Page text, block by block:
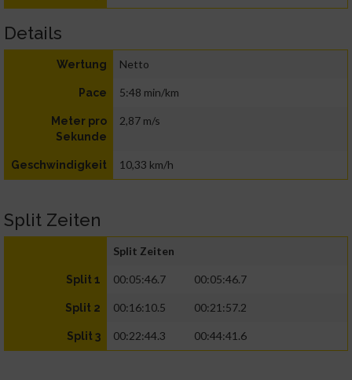
Details
Wertung Netto
Pace 5:48 min/km
Meter pro
Sekunde
2,87 m/s
Geschwindigkeit 10,33 km/h
Split Zeiten
Split Zeiten
Split 1 00:05:46.7 00:05:46.7
Split 2 00:16:10.5 00:21:57.2
Split 3 00:22:44.3 00:44:41.6